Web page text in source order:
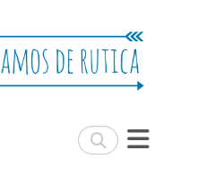
Buscar
de Rutica